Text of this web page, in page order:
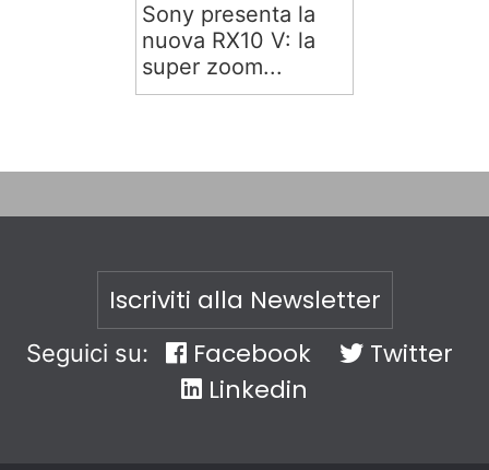
Sony presenta la
nuova RX10 V: la
super zoom...
Iscriviti alla Newsletter
Seguici su: Facebook
Twitter
Linkedin